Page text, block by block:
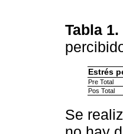
Tabla 1.
Estrés
Pre Total
Pos Total
Se